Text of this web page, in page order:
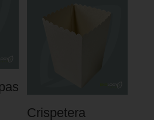
Crispetera